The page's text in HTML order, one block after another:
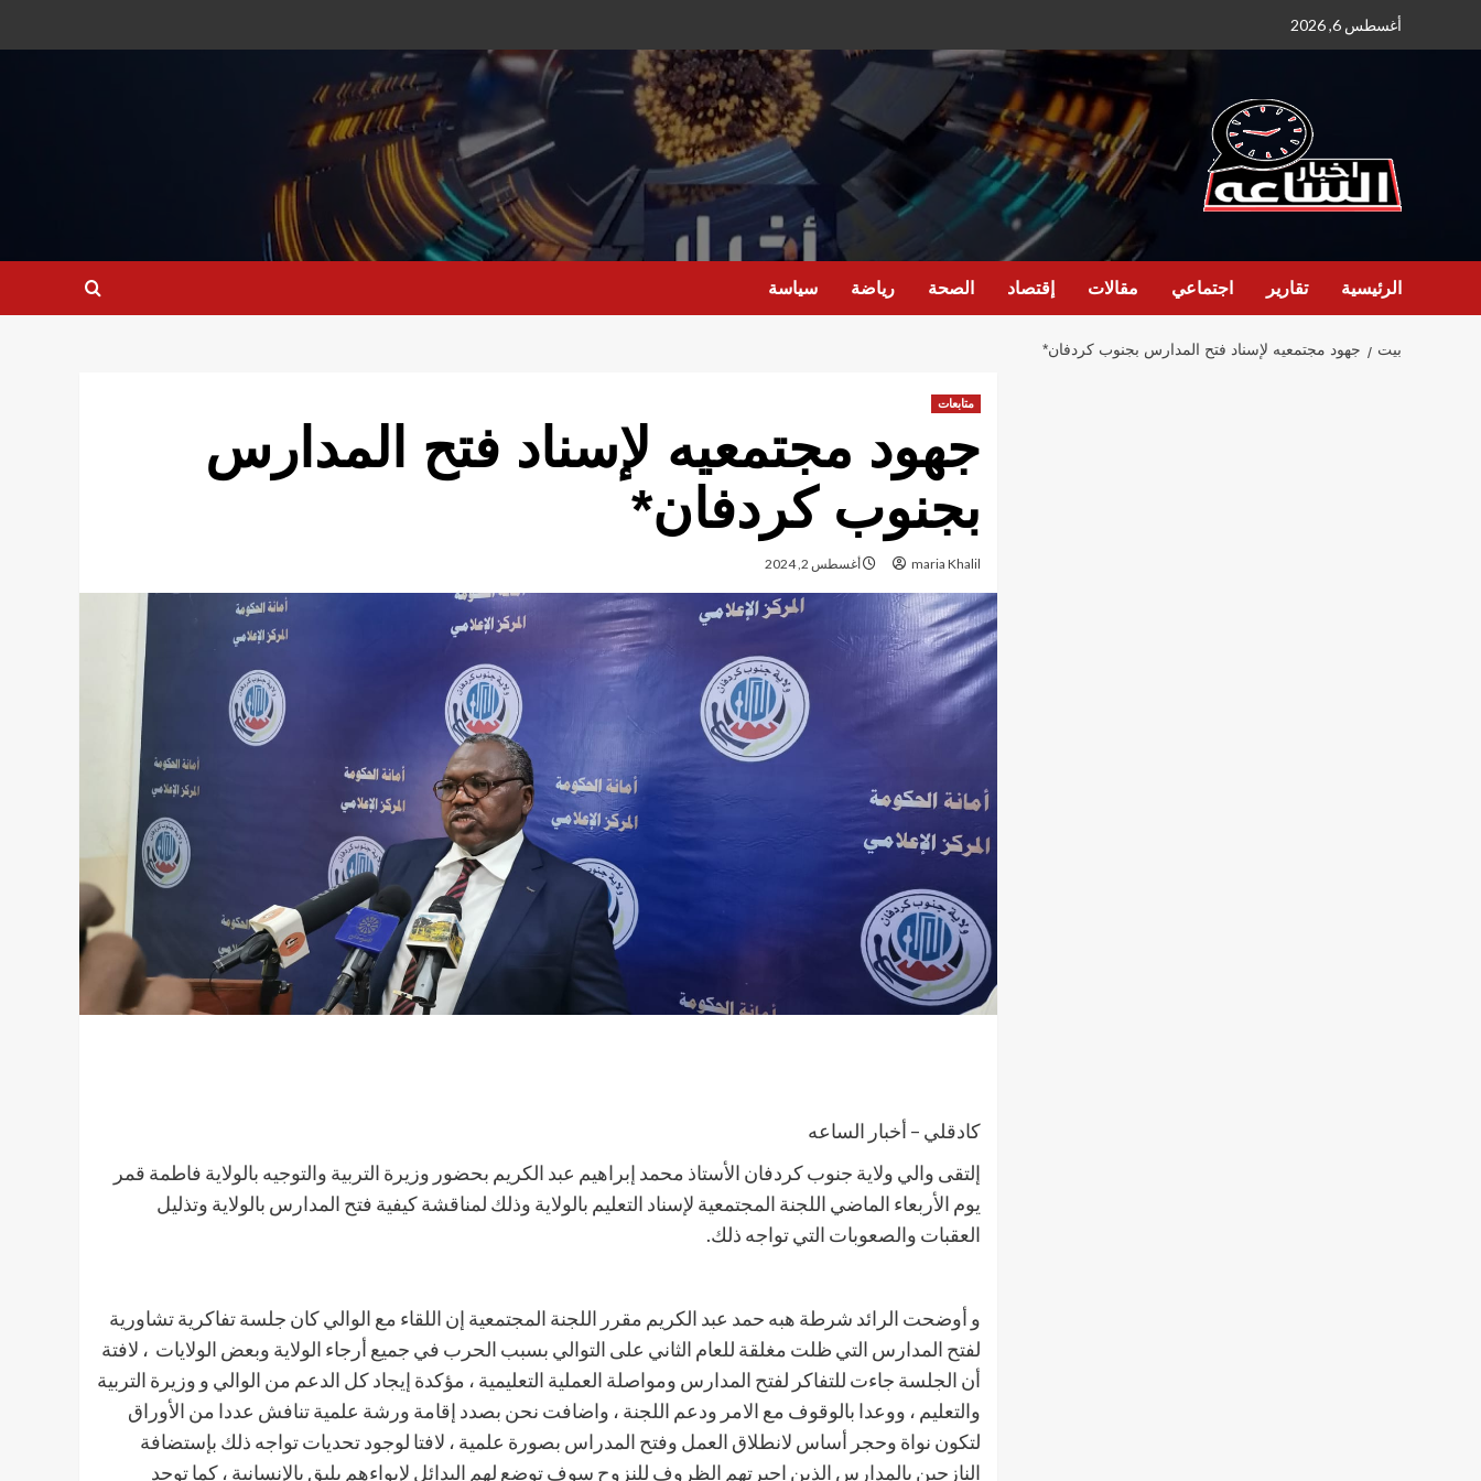
أغسطس 6, 2026
الرئيسية تقارير اجتماعي مقالات إقتصاد الصحة رياضة سياسة
بيت جهود مجتمعيه لإسناد فتح المدارس بجنوب كردفان*
متابعات
جهود مجتمعيه لإسناد فتح المدارس
بجنوب كردفان*
maria Khalil أغسطس 2, 2024
كادقلي – أخبار الساعه
إلتقى والي ولاية جنوب كردفان الأستاذ محمد إبراهيم عبد الكريم بحضور وزيرة التربية والتوجيه بالولاية فاطمة قمر
يوم الأربعاء الماضي اللجنة المجتمعية لإسناد التعليم بالولاية وذلك لمناقشة كيفية فتح المدارس بالولاية وتذليل
العقبات والصعوبات التي تواجه ذلك.
و أوضحت الرائد شرطة هبه حمد عبد الكريم مقرر اللجنة المجتمعية إن اللقاء مع الوالي كان جلسة تفاكرية تشاورية
لفتح المدارس التي ظلت مغلقة للعام الثاني على التوالي بسبب الحرب في جميع أرجاء الولاية وبعض الولايات ، لافتة
أن الجلسة جاءت للتفاكر لفتح المدارس ومواصلة العملية التعليمية ، مؤكدة إيجاد كل الدعم من الوالي و وزيرة التربية
والتعليم ، ووعدا بالوقوف مع الامر ودعم اللجنة ، واضافت نحن بصدد إقامة ورشة علمية تنافش عددا من الأوراق
لتكون نواة وحجر أساس لانطلاق العمل وفتح المدراس بصورة علمية ، لافتا لوجود تحديات تواجه ذلك بإستضافة
النازحين بالمدارس الذين اجبرتهم الظروف للنزوح سوف توضع لهم البدائل لإيواءهم يليق بالإنسانية ، كما توجد